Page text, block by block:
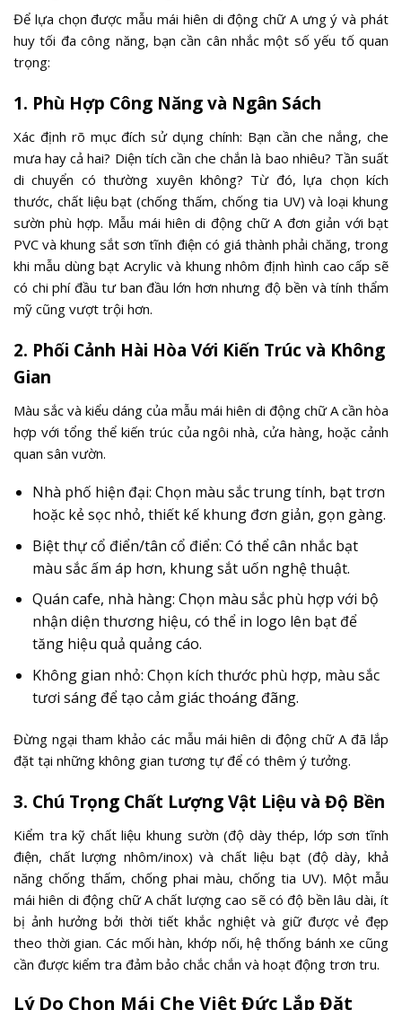
Để lựa chọn được mẫu mái hiên di động chữ A ưng ý và phát
huy tối đa công năng, bạn cần cân nhắc một số yếu tố quan
trọng:
1. Phù Hợp Công Năng và Ngân Sách
Xác định rõ mục đích sử dụng chính: Bạn cần che nắng, che
mưa hay cả hai? Diện tích cần che chắn là bao nhiêu? Tần suất
di chuyển có thường xuyên không? Từ đó, lựa chọn kích
thước, chất liệu bạt (chống thấm, chống tia UV) và loại khung
sườn phù hợp. Mẫu mái hiên di động chữ A đơn giản với bạt
PVC và khung sắt sơn tĩnh điện có giá thành phải chăng, trong
khi mẫu dùng bạt Acrylic và khung nhôm định hình cao cấp sẽ
có chi phí đầu tư ban đầu lớn hơn nhưng độ bền và tính thẩm
mỹ cũng vượt trội hơn.
2. Phối Cảnh Hài Hòa Với Kiến Trúc và Không
Gian
Màu sắc và kiểu dáng của mẫu mái hiên di động chữ A cần hòa
hợp với tổng thể kiến trúc của ngôi nhà, cửa hàng, hoặc cảnh
quan sân vườn.
Nhà phố hiện đại: Chọn màu sắc trung tính, bạt trơn
hoặc kẻ sọc nhỏ, thiết kế khung đơn giản, gọn gàng.
Biệt thự cổ điển/tân cổ điển: Có thể cân nhắc bạt
màu sắc ấm áp hơn, khung sắt uốn nghệ thuật.
Quán cafe, nhà hàng: Chọn màu sắc phù hợp với bộ
nhận diện thương hiệu, có thể in logo lên bạt để
tăng hiệu quả quảng cáo.
Không gian nhỏ: Chọn kích thước phù hợp, màu sắc
tươi sáng để tạo cảm giác thoáng đãng.
Đừng ngại tham khảo các mẫu mái hiên di động chữ A đã lắp
đặt tại những không gian tương tự để có thêm ý tưởng.
3. Chú Trọng Chất Lượng Vật Liệu và Độ Bền
Kiểm tra kỹ chất liệu khung sườn (độ dày thép, lớp sơn tĩnh
điện, chất lượng nhôm/inox) và chất liệu bạt (độ dày, khả
năng chống thấm, chống phai màu, chống tia UV). Một mẫu
mái hiên di động chữ A chất lượng cao sẽ có độ bền lâu dài, ít
bị ảnh hưởng bởi thời tiết khắc nghiệt và giữ được vẻ đẹp
theo thời gian. Các mối hàn, khớp nối, hệ thống bánh xe cũng
cần được kiểm tra đảm bảo chắc chắn và hoạt động trơn tru.
Lý Do Chọn Mái Che Việt Đức Lắp Đặt